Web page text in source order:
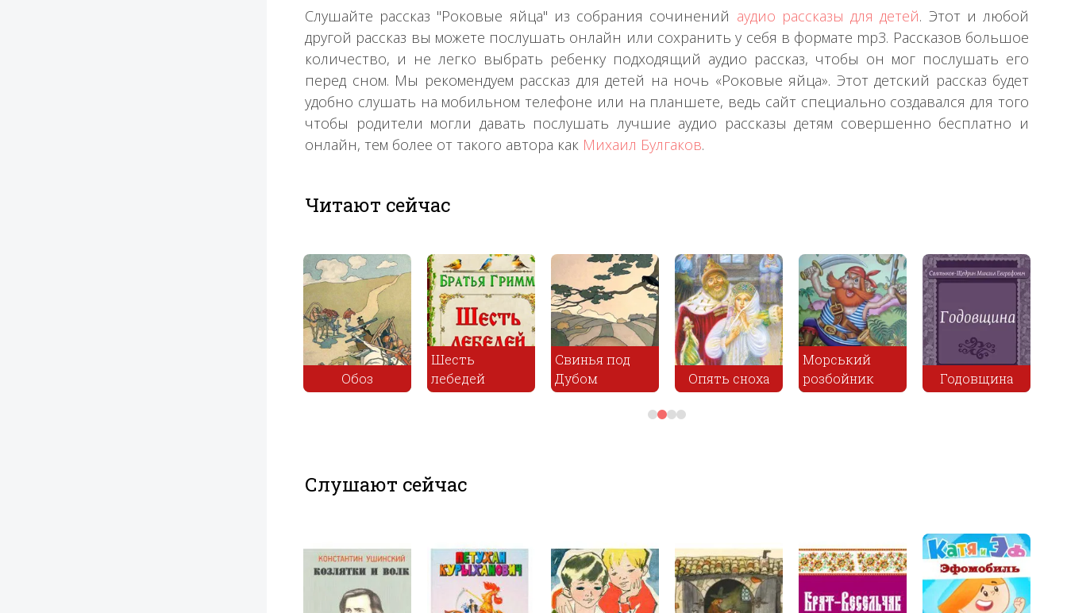
Слушайте рассказ "Роковые яйца" из собрания сочинений аудио рассказы для детей. Этот и любой
другой рассказ вы можете послушать онлайн или сохранить у себя в формате mp3. Рассказов большое
количество, и не легко выбрать ребенку подходящий аудио рассказ, чтобы он мог послушать его
перед сном. Мы рекомендуем рассказ для детей на ночь «Роковые яйца». Этот детский рассказ будет
удобно слушать на мобильном телефоне или на планшете, ведь сайт специально создавался для того
чтобы родители могли давать послушать лучшие аудио рассказы детям совершенно бесплатно и
онлайн, тем более от такого автора как Михаил Булгаков.
Читают сейчас
Свинья под
Опять сноха
Морський
розбойник
Годовщина
Как барин
овцу купил
Два мороза
Правда
Слушают сейчас